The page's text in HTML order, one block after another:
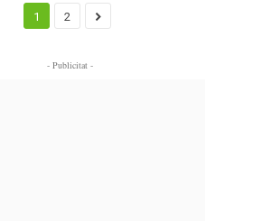
1 2
- Publicitat -